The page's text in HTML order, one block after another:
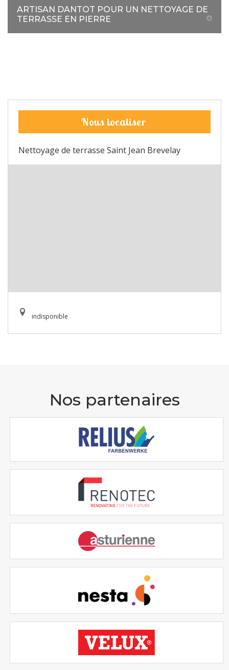
ARTISAN DANTOT POUR UN NETTOYAGE DE
TERRASSE EN PIERRE
Nous localiser
Nettoyage de terrasse Saint Jean Brevelay
indisponible
Nos partenaires